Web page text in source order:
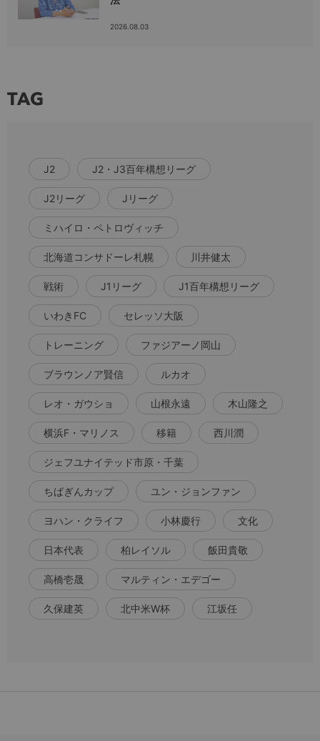
2026.08.03
TAG
J2 J2・J3百年構想リーグ
J2リーグ Jリーグ
ミハイロ・ペトロヴィッチ
北海道コンサドーレ札幌 川井健太
戦術 J1リーグ J1百年構想リーグ
いわきFC セレッソ大阪
トレーニング ファジアーノ岡山
ブラウンノア賢信 ルカオ
レオ・ガウショ 山根永遠 木山隆之
横浜F・マリノス 移籍 西川潤
ジェフユナイテッド市原・千葉
ちばぎんカップ ユン・ジョンファン
ヨハン・クライフ 小林慶行 文化
日本代表 柏レイソル 飯田貴敬
高橋壱晟 マルティン・エデゴー
久保建英 北中米W杯 江坂任